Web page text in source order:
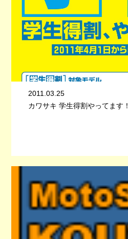
2011.03.25
カワサキ 学生得割やってます！